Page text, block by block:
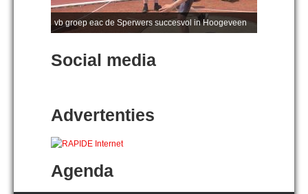
vb groep eac de Sperwers succesvol in Hoogeveen
Social media
Advertenties
Agenda